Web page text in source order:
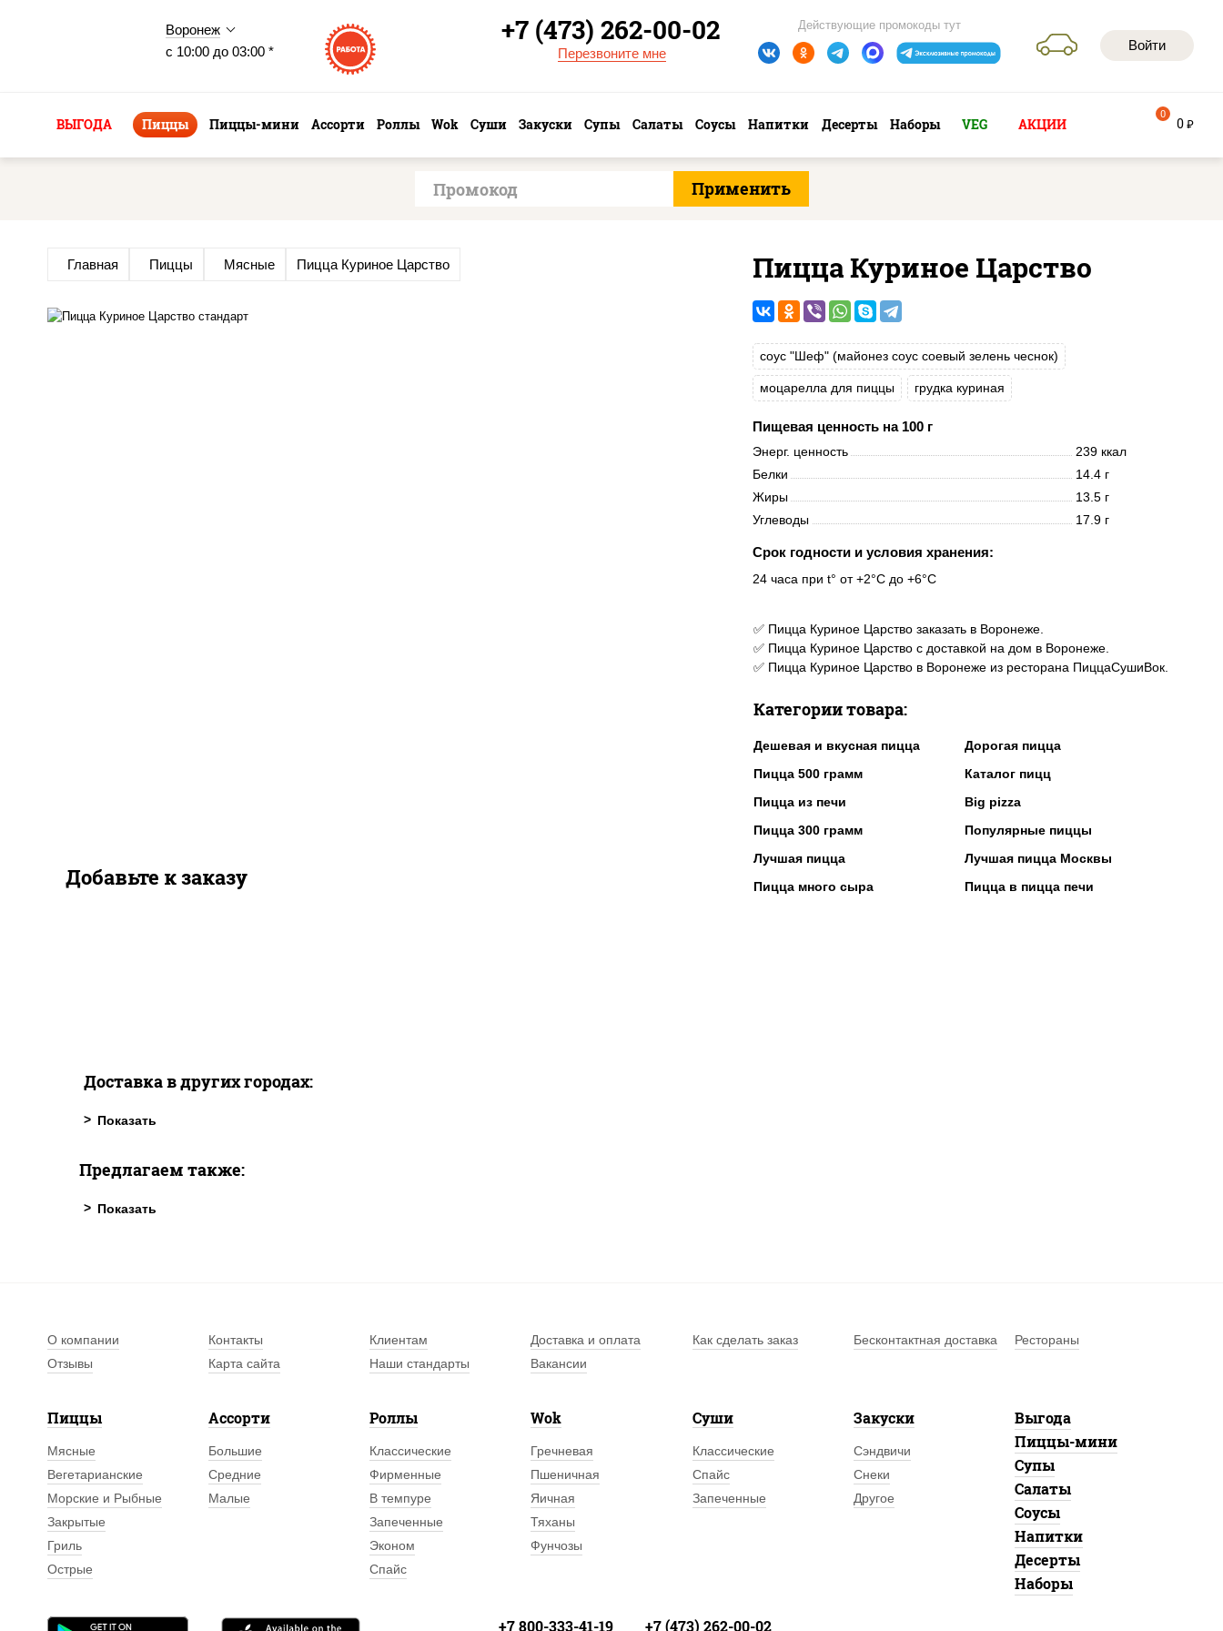
Воронеж
с 10:00 до 03:00 *
Войти
Действующие промокоды тут
+7 (473) 262-00-02
Перезвоните мне
ВЫГОДА Пиццы Пиццы-мини Ассорти Роллы Wok Суши Закуски Супы Салаты Соусы Напитки Десерты Наборы VEG АКЦИИ 0 руб
0
Главная Пиццы Мясные Пицца Куриное Царство Пицца Куриное Царство
соус "Шеф" (майонез соус соевый зелень чеснок)
моцарелла для пиццы грудка куриная
Пищевая ценность на 100 г
Энерг. ценность
239 ккал
Белки
14.4 г
Жиры
13.5 г
Углеводы
17.9 г
Срок годности и условия хранения:
24 часа при t° от +2°C до +6°C
✅ Пицца Куриное Царство заказать в Воронеже.
✅ Пицца Куриное Царство с доставкой на дом в Воронеже.
✅ Пицца Куриное Царство в Воронеже из ресторана ПиццаСушиВок.
Категории товара:
Дешевая и вкусная пицца
Дорогая пицца
Пицца 500 грамм
Каталог пицц
Пицца из печи
Big pizza
Пицца 300 грамм
Популярные пиццы
Лучшая пицца
Лучшая пицца Москвы
Пицца много сыра
Пицца в пицца печи
Добавьте к заказу
Доставка в других городах:
Предлагаем также:
О компании Контакты Клиентам Доставка и оплата Как сделать заказ Бесконтактная доставка
Рестораны
Отзывы
Карта сайта Наши стандарты Вакансии
Пиццы
Мясные
Вегетарианские
Морские и Рыбные
Закрытые
Гриль
Острые
Ассорти
Большие
Средние
Малые
Роллы
Классические
Фирменные
В темпуре
Запеченные
Эконом
Спайс
Wok
Гречневая
Пшеничная
Яичная
Тяханы
Фунчозы
Суши
Классические
Спайс
Запеченные
Закуски
Сэндвичи
Снеки
Другое
Выгода
Пиццы-мини
Супы
Салаты
Соусы
Напитки
Десерты
Наборы
+7 800-333-41-19 +7 (473) 262-00-02